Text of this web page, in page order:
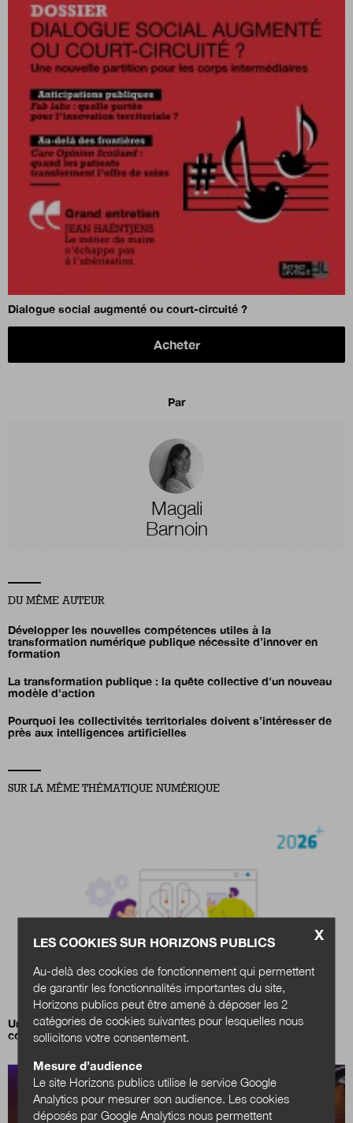
Dialogue social augmenté ou court-circuité ?
Acheter
Par
Magali
Barnoin
DU MÊME AUTEUR
Développer les nouvelles compétences utiles à la
transformation numérique publique nécessite d’innover en
formation
La transformation publique : la quête collective d'un nouveau
modèle d'action
Pourquoi les collectivités territoriales doivent s’intéresser de
près aux intelligences artificielles
SUR LA MÊME THÉMATIQUE NUMÉRIQUE
Un carnet d’inspiration pour déployer l’IA responsable en
collectivités
X
LES COOKIES SUR HORIZONS PUBLICS
Au-delà des cookies de fonctionnement qui permettent
de garantir les fonctionnalités importantes du site,
Horizons publics peut être amené à déposer les 2
catégories de cookies suivantes pour lesquelles nous
sollicitons votre consentement.
Mesure d’audience
Le site Horizons publics utilise le service Google
Analytics pour mesurer son audience. Les cookies
déposés par Google Analytics nous permettent